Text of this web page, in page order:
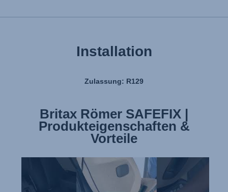
Installation
Zulassung: R129
Britax Römer SAFEFIX |
Produkteigenschaften &
Vorteile